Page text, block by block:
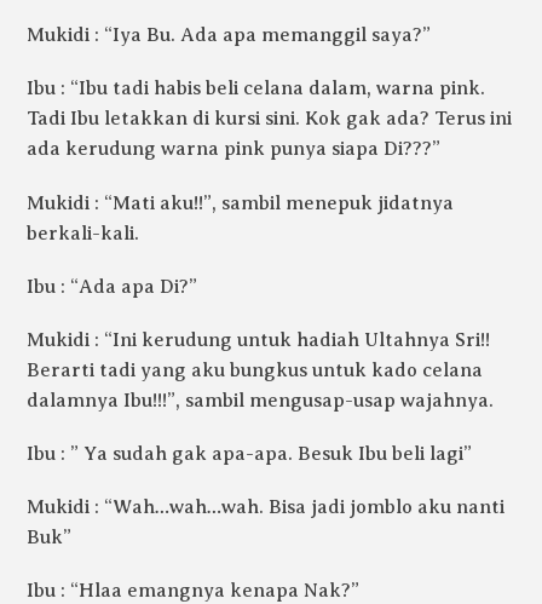
Mukidi : “Iya Bu. Ada apa memanggil saya?”
Ibu : “Ibu tadi habis beli celana dalam, warna pink.
Tadi Ibu letakkan di kursi sini. Kok gak ada? Terus ini
ada kerudung warna pink punya siapa Di???”
Mukidi : “Mati aku!!”, sambil menepuk jidatnya
berkali-kali.
Ibu : “Ada apa Di?”
Mukidi : “Ini kerudung untuk hadiah Ultahnya Sri!!
Berarti tadi yang aku bungkus untuk kado celana
dalamnya Ibu!!!”, sambil mengusap-usap wajahnya.
Ibu : ” Ya sudah gak apa-apa. Besuk Ibu beli lagi”
Mukidi : “Wah…wah…wah. Bisa jadi jomblo aku nanti
Buk”
Ibu : “Hlaa emangnya kenapa Nak?”